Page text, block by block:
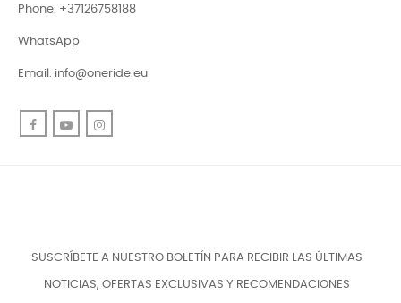
Phone: +37126758188
WhatsApp
Email: info@oneride.eu
FacebookYouTube
SUSCRÍBETE A NUESTRO BOLETÍN PARA RECIBIR LAS ÚLTIMAS
NOTICIAS, OFERTAS EXCLUSIVAS Y RECOMENDACIONES